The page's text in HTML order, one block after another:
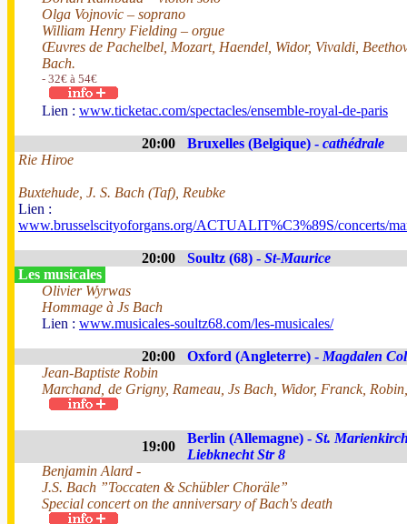
Olga Vojnovic – soprano
William Henry Fielding – orgue
Œuvres de Pachelbel, Mozart, Haendel, Widor, Vivaldi,
Bach.
- 32€ à 54€
Lien : www.ticketac.com/spectacles/ensemble-royal-de-paris
20:00 Bruxelles (Belgique) - cathédrale
Rie Hiroe
Buxtehude, J. S. Bach (Taf), Reubke
Lien :
www.brusselscityoforgans.org/ACTUALIT%C3%89S/concerts/
20:00 Soultz (68) - St-Maurice
Les musicales
Olivier Wyrwas
Hommage à Js Bach
Lien : www.musicales-soultz68.com/les-musicales/
20:00 Oxford (Angleterre) - Magdalen
Jean-Baptiste Robin
Marchand, de Grigny, Rameau, Js Bach, Widor, Franck,
19:00
Berlin (Allemagne) - St.
Liebknecht Str 8
Benjamin Alard -
J.S. Bach ”Toccaten & Schübler Choräle”
Special concert on the anniversary of Bach's death